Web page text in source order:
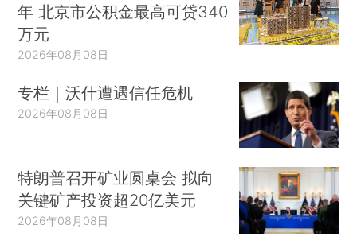
年 北京市公积金最高可贷340
万元
2026年08月08日
专栏｜沃什遭遇信任危机
2026年08月08日
特朗普召开矿业圆桌会 拟向
关键矿产投资超20亿美元
2026年08月08日